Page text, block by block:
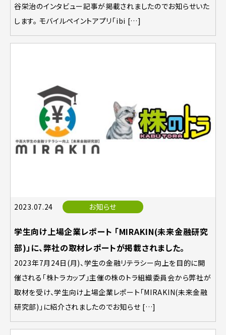
谷栄治のインタビュー記事が掲載されましたのでお知らせいた
します。 モバイルペイントアプリ「ibi […]
2023.07.24 お知らせ
学生向け上場企業レポート 「MIRAKIN(未来金融研究
部)」に、弊社の取材レポートが掲載されました。
2023年7月24日(月)、学生の金融リテラシー向上を目的に開
催される「株トラカップ」主催の株のトラ組織委員会から弊社が
取材を受け、学生向け上場企業レポート「MIRAKIN(未来金融
研究部)」に紹介されましたのでお知らせ […]